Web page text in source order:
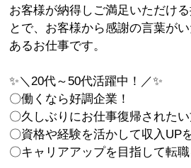
お客様が納得しご満足いただけ
とで、お客様から感謝の言葉が
あるお仕事です。
✨＼20代～50代活躍中！／✨
〇働くなら好調企業！
〇久しぶりにお仕事復帰された
〇資格や経験を活かして収入UP
〇キャリアアップを目指して転